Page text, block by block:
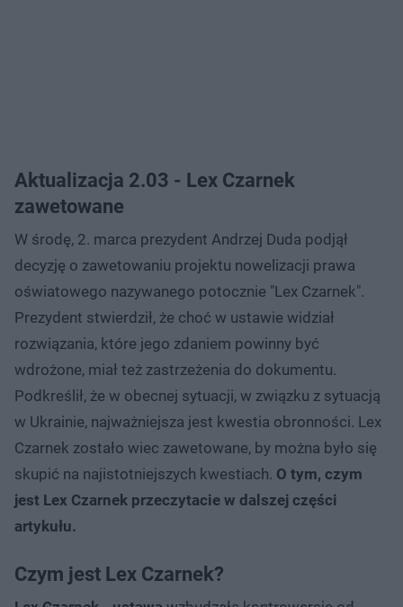
Aktualizacja 2.03 - Lex Czarnek
zawetowane
W środę, 2. marca prezydent Andrzej Duda podjął
decyzję o zawetowaniu projektu nowelizacji prawa
oświatowego nazywanego potocznie "Lex Czarnek".
Prezydent stwierdził, że choć w ustawie widział
rozwiązania, które jego zdaniem powinny być
wdrożone, miał też zastrzeżenia do dokumentu.
Podkreślił, że w obecnej sytuacji, w związku z sytuacją
w Ukrainie, najważniejsza jest kwestia obronności. Lex
Czarnek zostało wiec zawetowane, by można było się
skupić na najistotniejszych kwestiach. O tym, czym
jest Lex Czarnek przeczytacie w dalszej części
artykułu.
Czym jest Lex Czarnek?